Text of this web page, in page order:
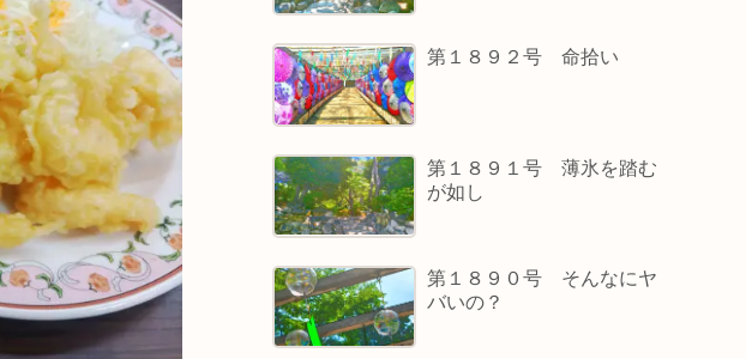
第１８９２号 命拾い
第１８９１号 薄氷を踏む
が如し
第１８９０号 そんなにヤ
バいの？